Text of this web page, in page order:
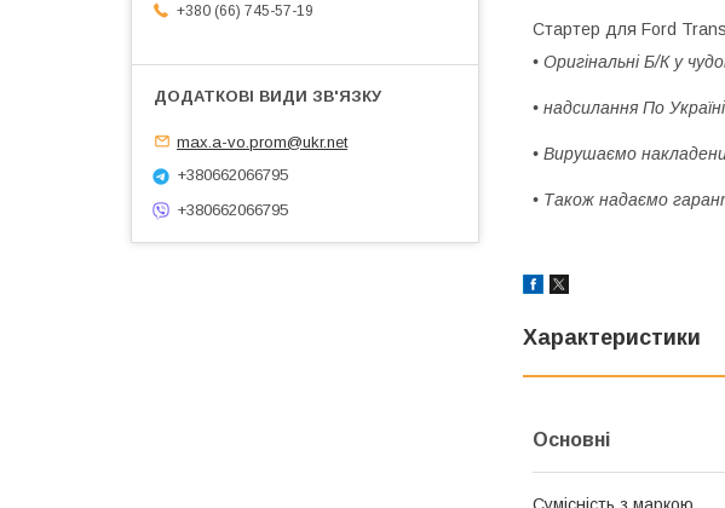
Стартер для Ford
• Оригінальні Б/К у
• надсилання По
• Вирушаємо
• Також надаємо
Характеристики
Основні
Сумісність з маркою
+380 (66) 745-57-19
max.a-vo.prom@ukr.net
+380662066795
+380662066795